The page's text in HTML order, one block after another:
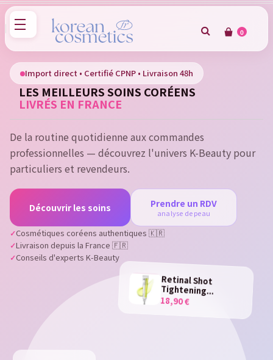
0
Import direct • Certifié CPNP • Livraison 48h
LES MEILLEURS SOINS CORÉENS
LIVRÉS EN FRANCE
De la routine quotidienne aux commandes
professionnelles — découvrez l'univers K-Beauty pour
particuliers et revendeurs.
Découvrir les soins Prendre un RDV
analyse de peau
Cosmétiques coréens authentiques 🇰🇷
Livraison depuis la France 🇫🇷
Conseils d'experts K-Beauty
Retinal Shot
Tightening...
18,90 €
Sign in
You need to be logged in to save products in your wish
list.
Cancel